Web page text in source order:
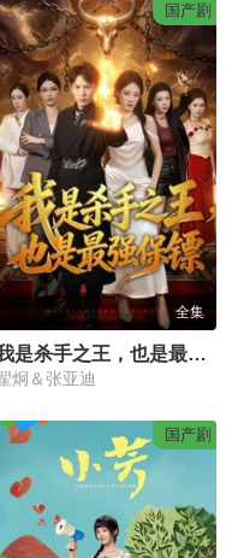
国产剧
全集
我是杀手之王，也是最强保镖
炯＆张亚迪
国产剧